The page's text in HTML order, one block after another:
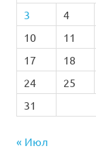
3
4
10
11
17
18
24
25
31
« Июл